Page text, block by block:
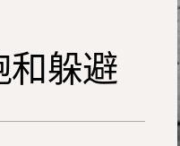
和躲避